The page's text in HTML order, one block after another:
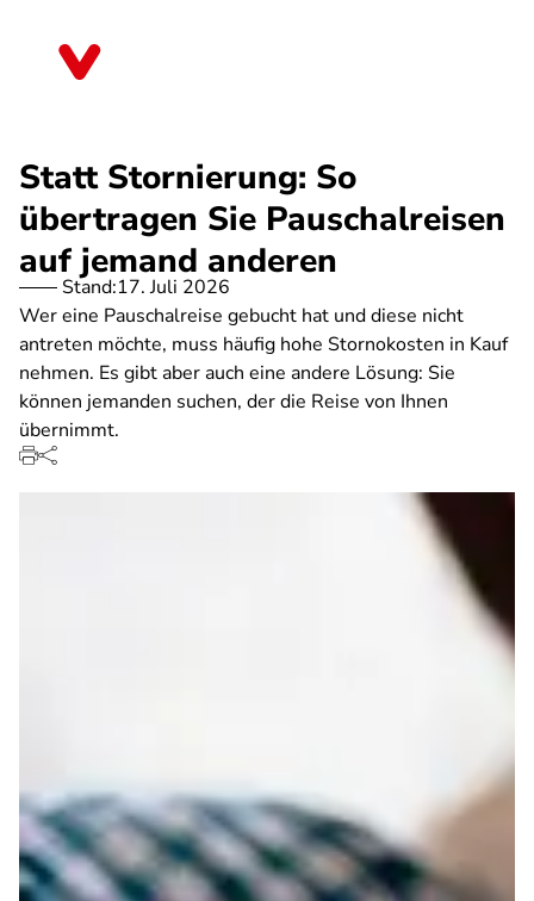
Statt Stornierung: So
übertragen Sie Pauschalreisen
auf jemand anderen
Stand:17. Juli 2026
Wer eine Pauschalreise gebucht hat und diese nicht
antreten möchte, muss häufig hohe Stornokosten in Kauf
nehmen. Es gibt aber auch eine andere Lösung: Sie
können jemanden suchen, der die Reise von Ihnen
übernimmt.